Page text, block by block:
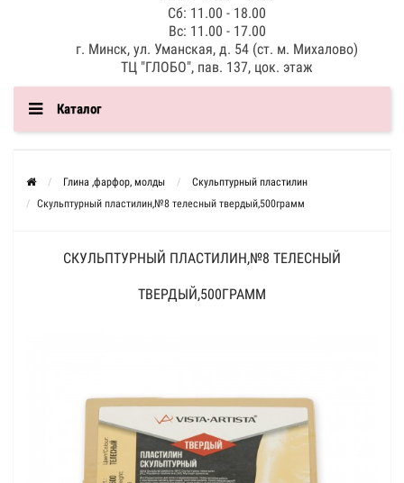
Сб: 11.00 - 18.00
Вс: 11.00 - 17.00
г. Минск, ул. Уманская, д. 54 (ст. м. Михалово)
ТЦ "ГЛОБО", пав. 137, цок. этаж
Каталог
Глина ,фарфор, молды
Скульптурный пластилин
Скульптурный пластилин,№8 телесный твердый,500грамм
СКУЛЬПТУРНЫЙ ПЛАСТИЛИН,№8 ТЕЛЕСНЫЙ
ТВЕРДЫЙ,500ГРАММ